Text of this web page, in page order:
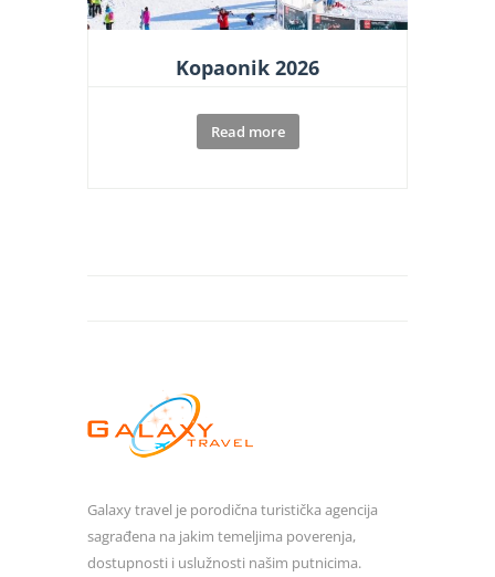
Kopaonik 2026
Read more
Galaxy travel je porodična turistička agencija
sagrađena na jakim temeljima poverenja,
dostupnosti i uslužnosti našim putnicima.